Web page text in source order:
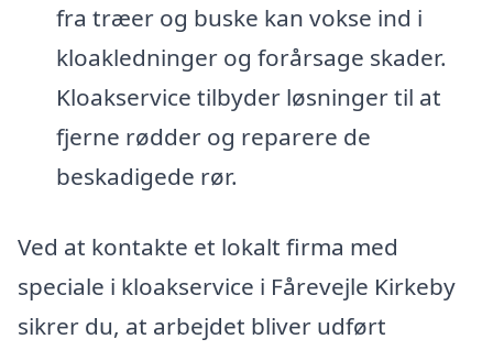
fra træer og buske kan vokse ind i
kloakledninger og forårsage skader.
Kloakservice tilbyder løsninger til at
fjerne rødder og reparere de
beskadigede rør.
Ved at kontakte et lokalt firma med
speciale i kloakservice i Fårevejle Kirkeby
sikrer du, at arbejdet bliver udført